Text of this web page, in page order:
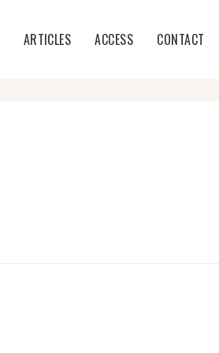
ARTICLES ACCESS CONTACT